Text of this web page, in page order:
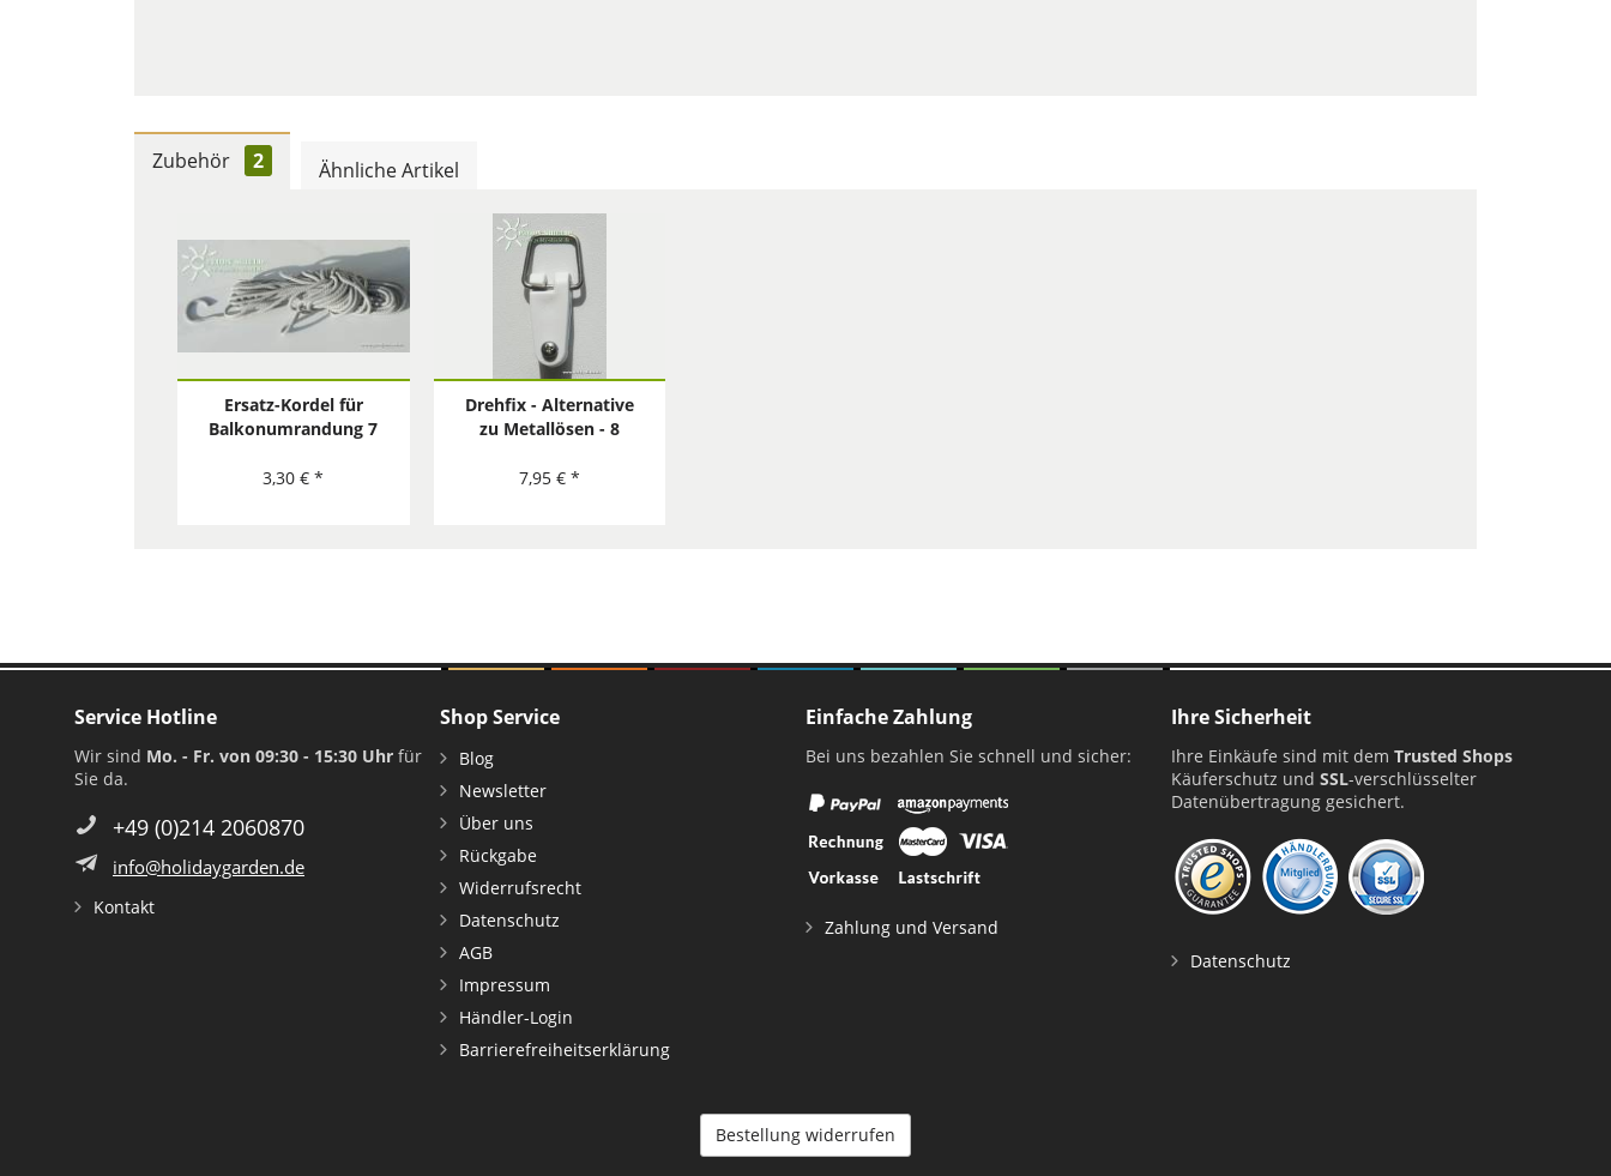
Zubehör 2 Ähnliche Artikel
Ersatz-Kordel für
Balkonumrandung 7
3,30 € *
Drehfix - Alternative
zu Metallösen - 8
7,95 € *
Service Hotline
Wir sind Mo. - Fr. von 09:30 - 15:30 Uhr für
Sie da.
+49 (0)214 2060870
info@holidaygarden.de
Kontakt
Shop Service
Blog
Newsletter
Über uns
Rückgabe
Widerrufsrecht
Datenschutz
AGB
Impressum
Händler-Login
Barrierefreiheitserklärung
Einfache Zahlung
Bei uns bezahlen Sie schnell und sicher:
Zahlung und Versand
Ihre Sicherheit
Ihre Einkäufe sind mit dem Trusted Shops
Käuferschutz und SSL-verschlüsselter
Datenübertragung gesichert.
Datenschutz
Bestellung widerrufen